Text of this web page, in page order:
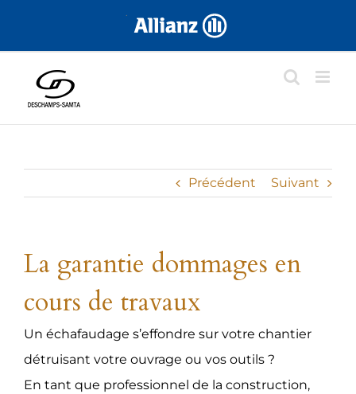
.
Précédent Suivant
La garantie dommages en
cours de travaux
Un échafaudage s’effondre sur votre chantier
détruisant votre ouvrage ou vos outils ?
En tant que professionnel de la construction,